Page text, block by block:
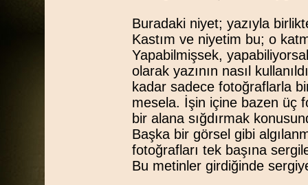
Buradaki niyet; yazıyla
Kastım ve niyetim bu; o
Yapabilmişsek,
olarak yazının nasıl
kadar sadece fotoğraflarla
mesela. İşin içine bazen üç
bir alana sığdırmak
Başka bir görsel gibi
fotoğrafları tek başına
Bu metinler girdiğinde